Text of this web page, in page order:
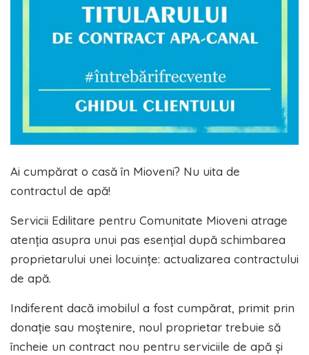
Ai cumpărat o casă în Mioveni? Nu uita de
contractul de apă!
Servicii Edilitare pentru Comunitate Mioveni atrage
atenția asupra unui pas esențial după schimbarea
proprietarului unei locuințe: actualizarea contractului
de apă.
Indiferent dacă imobilul a fost cumpărat, primit prin
donație sau moștenire, noul proprietar trebuie să
încheie un contract nou pentru serviciile de apă și